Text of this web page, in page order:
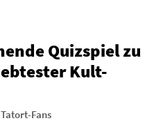
Quizspiel zu
Kult-
Fans